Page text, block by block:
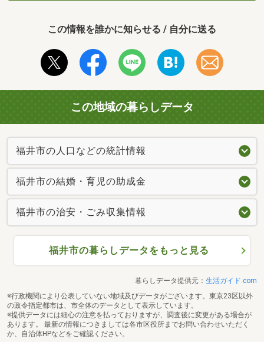
この情報を誰かに知らせる / 自分に送る
この地域の暮らしデータ
福井市の人口などの統計情報
福井市の結婚・育児の助成金
福井市の治安・ごみ収集情報
福井市の暮らしデータをもっと見る
暮らしデータ提供元： 生活ガイド.com
※行政機関により公表していない地域及びデータがございます。東京23区以外
の政令指定都市は、市全体のデータとして表示しています。
※提供データには細心の注意を払っておりますが、調査後に変更がある場合が
あります。 最新の情報につきましては各市区役所までお問い合わせいただく
か、自治体HPなどをご確認ください。